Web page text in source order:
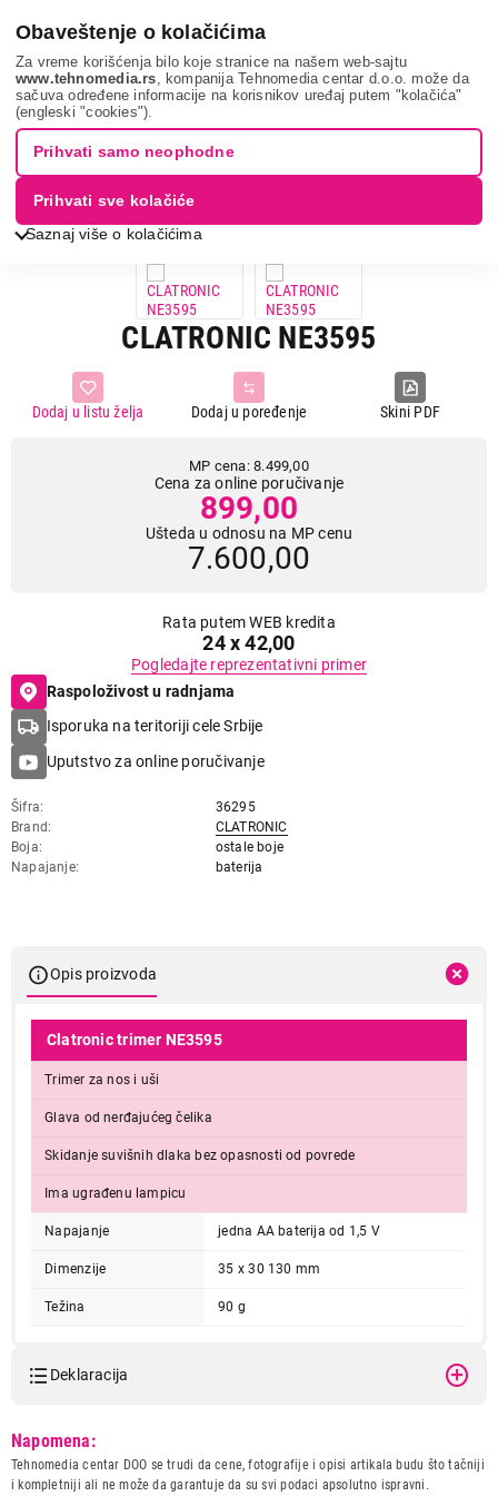
Obaveštenje o kolačićima
Za vreme korišćenja bilo koje stranice na našem web-sajtu
www.tehnomedia.rs , kompanija Tehnomedia centar d.o.o. može da
sačuva određene informacije na korisnikov uređaj putem "kolačića"
(engleski "cookies").
Saznaj više o kolačićima
Prihvati samo neophodne
Prihvati sve kolačiće
Nega tela, lepota i zdravlje Muška nega
Mašinice za šišanje i
trimeri
Clatronic ne359...
89% UŠTEDA.
CLATRONIC NE3595
Skini PDF
Dodaj u poređenje
Dodaj u listu želja
MP cena: 8.499,00
Cena za online poručivanje
899,00
Ušteda u odnosu na MP cenu
7.600,00
Rata putem WEB kredita
24 x 42,00
Pogledajte reprezentativni primer
Raspoloživost u radnjama
Isporuka na teritoriji cele Srbije
Uputstvo za online poručivanje
Šifra
36295
Brand
CLATRONIC
Boja
ostale boje
Napajanje
baterija
Opis proizvoda
Clatronic trimer NE3595
Trimer za nos i uši
Glava od nerđajućeg čelika
Skidanje suvišnih dlaka bez opasnosti od povrede
Ima ugrađenu lampicu
Napajanje jedna AA baterija od 1,5 V
Dimenzije 35 x 30 130 mm
Težina 90 g
Deklaracija
Naziv i vrsta robe:
TRIMER
Uvoznik:
CTC - UNIT d.o.o.
Napomena:
Tehnomedia centar DOO se trudi da cene, fotografije i opisi artikala budu što tačniji
i kompletniji ali ne može da garantuje da su svi podaci apsolutno ispravni.